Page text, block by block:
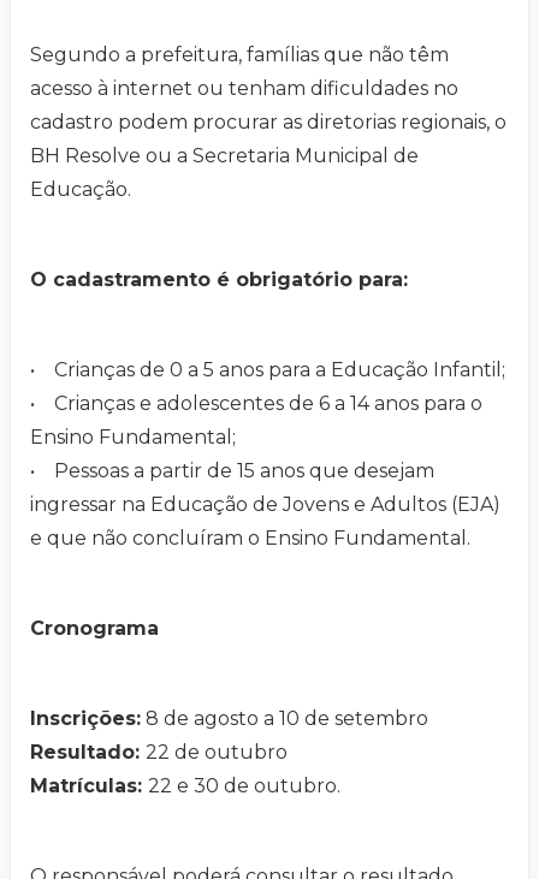
Segundo a prefeitura, famílias que não têm
acesso à internet ou tenham dificuldades no
cadastro podem procurar as diretorias regionais, o
BH Resolve ou a Secretaria Municipal de
Educação.
O cadastramento é obrigatório para:
• Crianças de 0 a 5 anos para a Educação Infantil;
• Crianças e adolescentes de 6 a 14 anos para o
Ensino Fundamental;
• Pessoas a partir de 15 anos que desejam
ingressar na Educação de Jovens e Adultos (EJA)
e que não concluíram o Ensino Fundamental.
Cronograma
Inscrições: 8 de agosto a 10 de setembro
Resultado: 22 de outubro
Matrículas: 22 e 30 de outubro.